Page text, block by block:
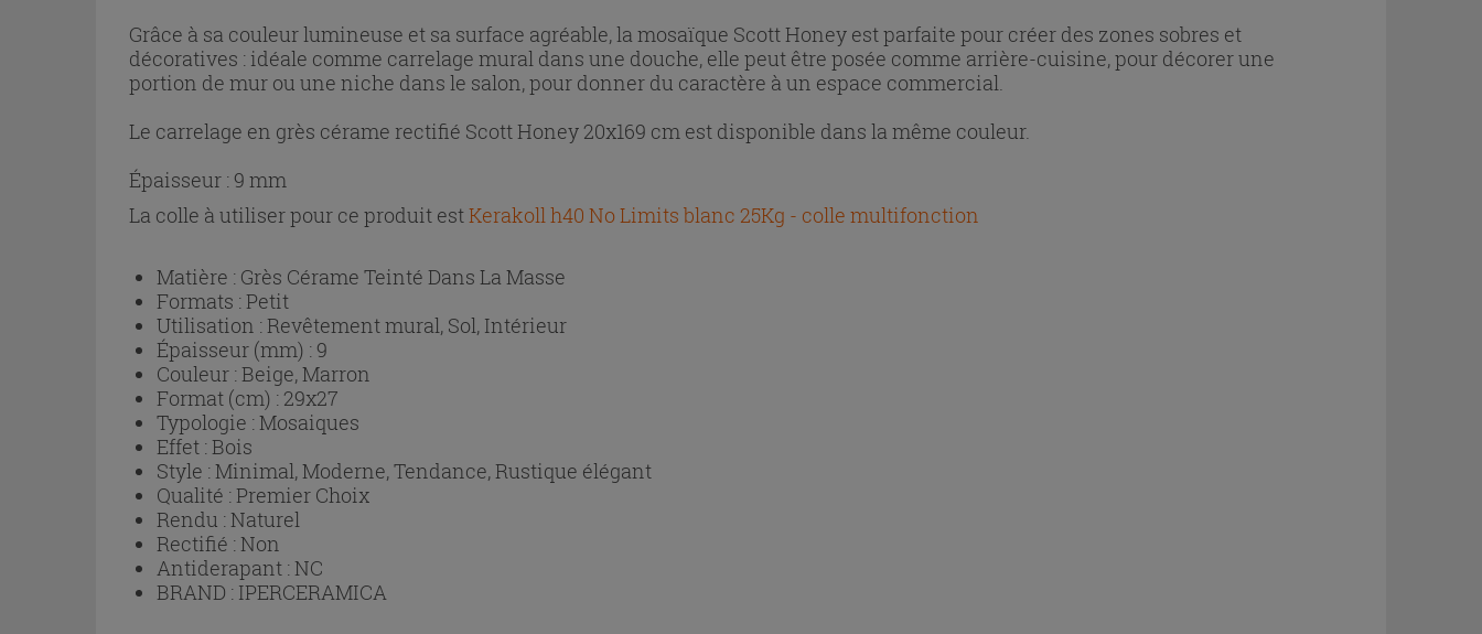
Grâce à sa couleur lumineuse et sa surface agréable, la mosaïque Scott Honey est parfaite pour créer des zones sobres et
décoratives : idéale comme carrelage mural dans une douche, elle peut être posée comme arrière-cuisine, pour décorer une
portion de mur ou une niche dans le salon, pour donner du caractère à un espace commercial.
Le carrelage en grès cérame rectifié Scott Honey 20x169 cm est disponible dans la même couleur.
Épaisseur : 9 mm
La colle à utiliser pour ce produit estKerakoll h40 No Limits blanc 25Kg - colle multifonction
Matière : Grès Cérame Teinté Dans La Masse
Formats :Petit
Utilisation :Revêtement mural, Sol, Intérieur
Épaisseur (mm) : 9
Couleur :Beige, Marron
Format (cm) : 29x27
Typologie :Mosaiques
Effet :Bois
Style :Minimal, Moderne, Tendance, Rustique élégant
Qualité :Premier Choix
Rendu :Naturel
Rectifié :Non
Antiderapant :NC
BRAND : IPERCERAMICA